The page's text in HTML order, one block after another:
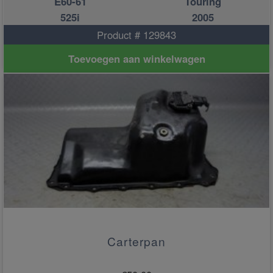
525i
2005
Product # 129843
Toevoegen aan winkelwagen
Carterpan